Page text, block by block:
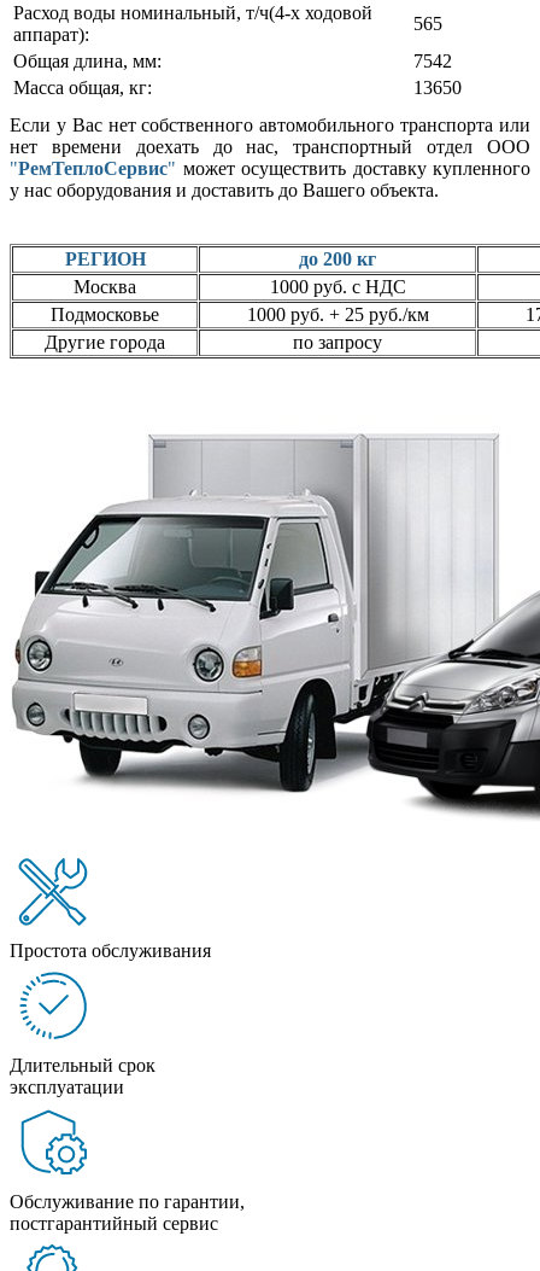
Расход воды номинальный, т/ч(4-х ходовой
аппарат):
565
Общая длина, мм:
7542
Масса общая, кг:
13650
Если у Вас нет собственного автомобильного транспорта или
нет времени доехать до нас, транспортный отдел ООО
"РемТеплоСервис" может осуществить доставку купленного
у нас оборудования и доставить до Вашего объекта.
РЕГИОН
до 200 кг
Москва
1000 руб. с НДС
Подмосковье
1000 руб. + 25 руб./км
Другие города
по запросу
Простота обслуживания
Длительный срок
эксплуатации
Обслуживание по гарантии,
постгарантийный сервис